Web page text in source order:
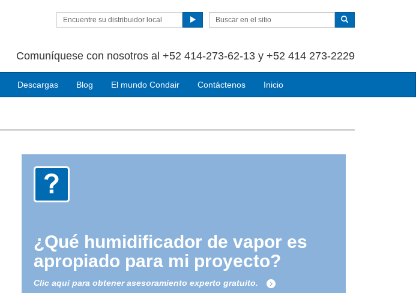
Encuentre su distribuidor local
Comuníquese con nosotros al +52 414-273-62-13 y +52 414 273-2229
Descargas Blog El mundo Condair Contáctenos Inicio
¿Qué humidificador de vapor es
apropiado para mi proyecto?
Clic aquí para obtener asesoramiento experto gratuito.